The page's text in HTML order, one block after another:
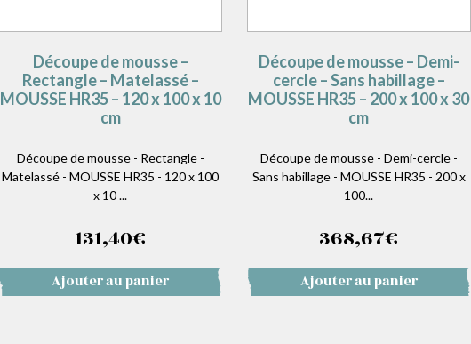
Découpe de mousse –
Rectangle – Matelassé –
MOUSSE HR35 – 120 x 100 x 10
cm
Découpe de mousse - Rectangle -
Matelassé - MOUSSE HR35 - 120 x 100
x 10 ...
131,40€
Ajouter au panier
Découpe de mousse – Demi-
cercle – Sans habillage –
MOUSSE HR35 – 200 x 100 x 30
cm
Découpe de mousse - Demi-cercle -
Sans habillage - MOUSSE HR35 - 200 x
100...
368,67€
Ajouter au panier